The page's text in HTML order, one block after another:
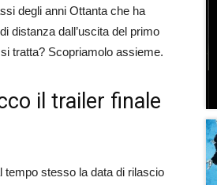
degli anni Ottanta che ha
distanza dall’uscita del primo
tratta? Scopriamolo assieme.
il trailer finale
tempo stesso la data di rilascio